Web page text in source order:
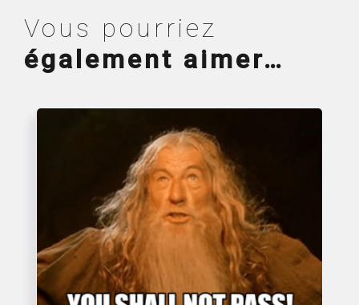
Vous pourriez
également aimer…